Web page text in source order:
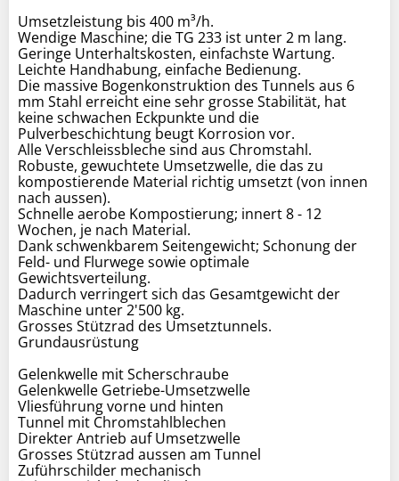
Umsetzleistung bis 400 m³/h.
Wendige Maschine; die TG 233 ist unter 2 m lang.
Geringe Unterhaltskosten, einfachste Wartung.
Leichte Handhabung, einfache Bedienung.
Die massive Bogenkonstruktion des Tunnels aus 6
mm Stahl erreicht eine sehr grosse Stabilität, hat
keine schwachen Eckpunkte und die
Pulverbeschichtung beugt Korrosion vor.
Alle Verschleissbleche sind aus Chromstahl.
Robuste, gewuchtete Umsetzwelle, die das zu
kompostierende Material richtig umsetzt (von innen
nach aussen).
Schnelle aerobe Kompostierung; innert 8 - 12
Wochen, je nach Material.
Dank schwenkbarem Seitengewicht; Schonung der
Feld- und Flurwege sowie optimale
Gewichtsverteilung.
Dadurch verringert sich das Gesamtgewicht der
Maschine unter 2'500 kg.
Grosses Stützrad des Umsetztunnels.
Grundausrüstung
Gelenkwelle mit Scherschraube
Gelenkwelle Getriebe-Umsetzwelle
Vliesführung vorne und hinten
Tunnel mit Chromstahlblechen
Direkter Antrieb auf Umsetzwelle
Grosses Stützrad aussen am Tunnel
Zuführschilder mechanisch